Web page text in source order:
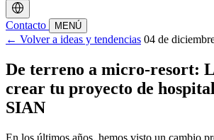
Contacto MENÚ
← Volver a ideas y tendencias 04 de
De terreno a micro‑resort:
crear tu proyecto de
SIAN